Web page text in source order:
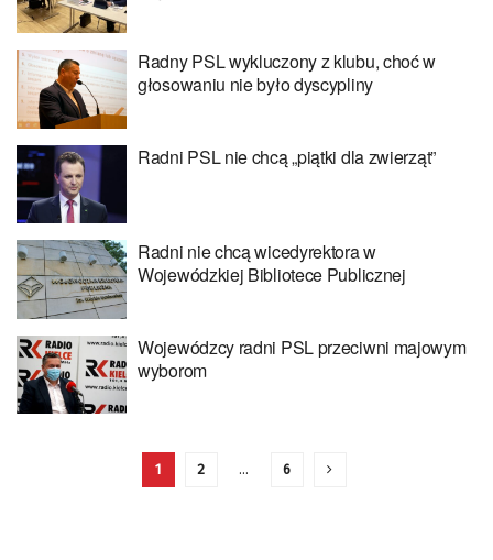
Radny PSL wykluczony z klubu, choć w
głosowaniu nie było dyscypliny
Radni PSL nie chcą „piątki dla zwierząt”
Radni nie chcą wicedyrektora w
Wojewódzkiej Bibliotece Publicznej
Wojewódzcy radni PSL przeciwni majowym
wyborom
1 2 … 6